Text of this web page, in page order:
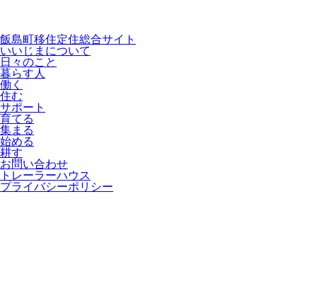
飯島町移住定住総合サイト
いいじまについて
日々のこと
暮らす人
働く
住む
サポート
育てる
集まる
始める
耕す
お問い合わせ
トレーラーハウス
プライバシーポリシー